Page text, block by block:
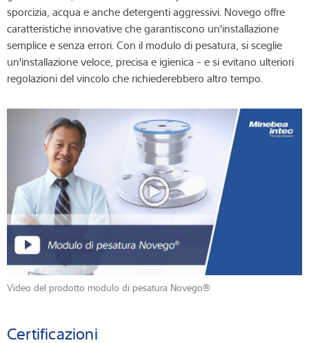
sporcizia, acqua e anche detergenti aggressivi. Novego offre
caratteristiche innovative che garantiscono un'installazione
semplice e senza errori. Con il modulo di pesatura, si sceglie
un'installazione veloce, precisa e igienica - e si evitano ulteriori
regolazioni del vincolo che richiederebbero altro tempo.
Video del prodotto modulo di pesatura Novego®
Certificazioni